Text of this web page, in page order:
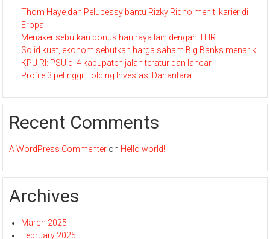
Thom Haye dan Pelupessy bantu Rizky Ridho meniti karier di
Eropa
Menaker sebutkan bonus hari raya lain dengan THR
Solid kuat, ekonom sebutkan harga saham Big Banks menarik
KPU RI: PSU di 4 kabupaten jalan teratur dan lancar
Profile 3 petinggi Holding Investasi Danantara
Recent Comments
A WordPress Commenter on Hello world!
Archives
March 2025
February 2025